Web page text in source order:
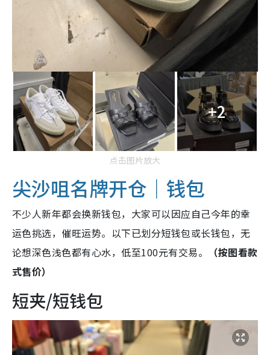
+2
点击图片放大
尖沙咀名牌开仓｜钱包
不少人新年都会换新钱包，大家可以因应自己今年的幸
运色挑选，催旺运势。以下已划分短钱包或长钱包，无
论想深色浅色都有心水，低至100元有交易。
（按图看款
式售价）
短夹/短钱包